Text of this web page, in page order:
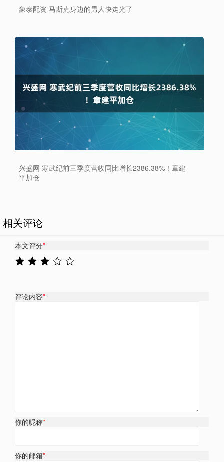
象泰配资 马斯克身边的男人快走光了
兴盛网 寒武纪前三季度营收同比增长2386.38%！章建
平加仓
相关评论
本文评分*
评论内容*
你的昵称*
你的邮箱*